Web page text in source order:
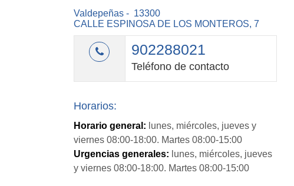
Valdepeñas - 13300
CALLE ESPINOSA DE LOS MONTEROS, 7
902288021
Teléfono de contacto
Horarios:
Horario general: lunes, miércoles, jueves y
viernes 08:00-18:00. Martes 08:00-15:00
Urgencias generales: lunes, miércoles, jueves
y viernes 08:00-18:00. Martes 08:00-15:00